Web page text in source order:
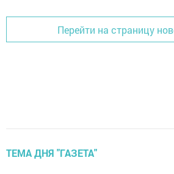
Перейти на страницу
ТЕМА ДНЯ "ГАЗЕТА"